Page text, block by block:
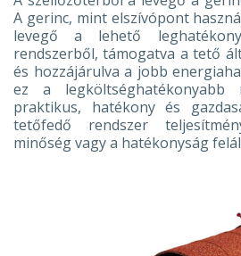
A gerinc, mint elszívópont
levegő a lehető
rendszerből, támogatva a tető
és hozzájárulva a jobb
ez a legköltséghatékonyabb
praktikus, hatékony és
tetőfedő rendszer
minőség vagy a hatékonyság